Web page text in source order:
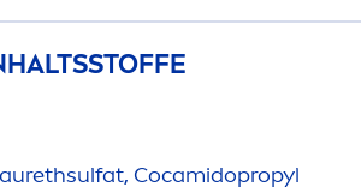
Cocamidopropyl